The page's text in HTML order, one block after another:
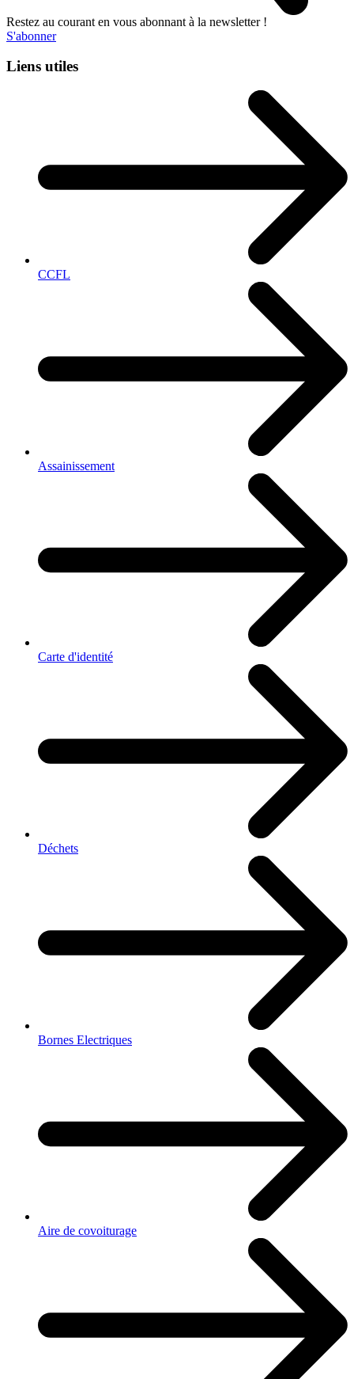
Restez au courant en vous abonnant à la newsletter !
S'abonner
Liens utiles
CCFL
Assainissement
Carte d'identité
Déchets
Bornes Electriques
Aire de covoiturage